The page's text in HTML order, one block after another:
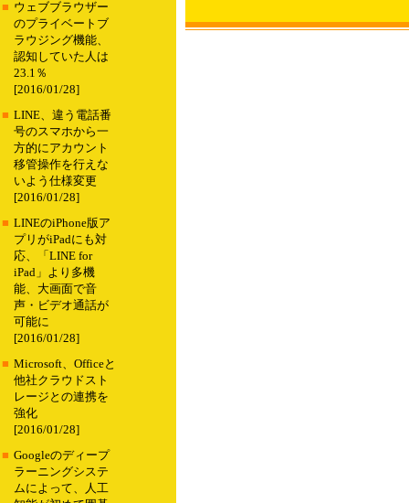
■ ウェブブラウザー
のプライベートブ
ラウジング機能、
認知していた人は
23.1％
[2016/01/28]
■ LINE、違う電話番
号のスマホから一
方的にアカウント
移管操作を行えな
いよう仕様変更
[2016/01/28]
■ LINEのiPhone版ア
プリがiPadにも対
応、「LINE for
iPad」より多機
能、大画面で音
声・ビデオ通話が
可能に
[2016/01/28]
■ Microsoft、Officeと
他社クラウドスト
レージとの連携を
強化
[2016/01/28]
■ Googleのディープ
ラーニングシステ
ムによって、人工